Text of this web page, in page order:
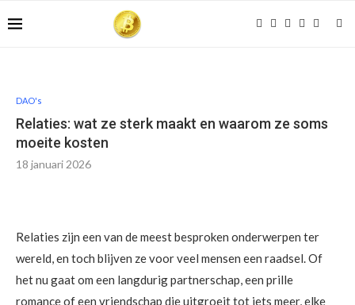
DAO's
Relaties: wat ze sterk maakt en waarom ze soms
moeite kosten
18 januari 2026
Relaties zijn een van de meest besproken onderwerpen ter
wereld, en toch blijven ze voor veel mensen een raadsel. Of
het nu gaat om een langdurig partnerschap, een prille
romance of een vriendschap die uitgroeit tot iets meer, elke